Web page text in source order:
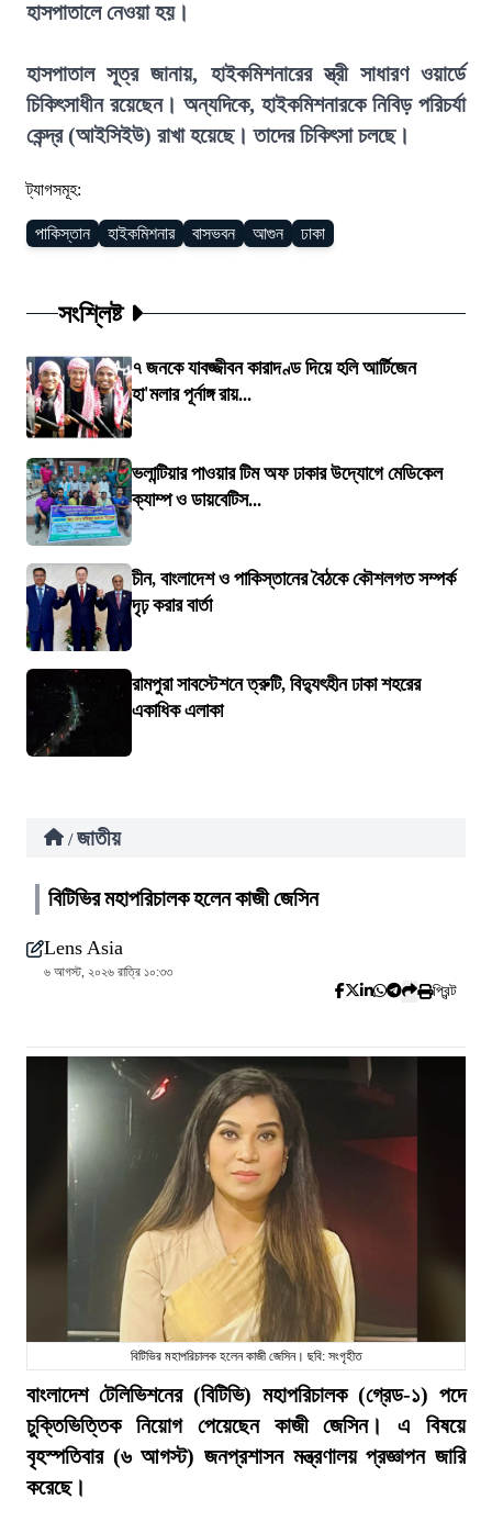
হাসপাতালে নেওয়া হয়।
হাসপাতাল সূত্র জানায়, হাইকমিশনারের স্ত্রী সাধারণ ওয়ার্ডে
চিকিৎসাধীন রয়েছেন। অন্যদিকে, হাইকমিশনারকে নিবিড় পরিচর্যা
কেন্দ্র (আইসিইউ) রাখা হয়েছে। তাদের চিকিৎসা চলছে।
ট্যাগসমূহ:
পাকিস্তান হাইকমিশনার বাসভবন আগুন ঢাকা
সংশ্লিষ্ট
৭ জনকে যাবজ্জীবন কারাদণ্ড দিয়ে হলি আর্টিজেন
হা'মলার পূর্নাঙ্গ রায়...
ভলান্টিয়ার পাওয়ার টিম অফ ঢাকার উদ্যোগে মেডিকেল
ক্যাম্প ও ডায়বেটিস...
চীন, বাংলাদেশ ও পাকিস্তানের বৈঠকে কৌশলগত সম্পর্ক
দৃঢ় করার বার্তা
রামপুরা সাবস্টেশনে ত্রুটি, বিদ্যুৎহীন ঢাকা শহরের
একাধিক এলাকা
/ জাতীয়
বিটিভির মহাপরিচালক হলেন কাজী জেসিন
Lens Asia
৬ আগস্ট, ২০২৬ রাত্রি ১০:৩৩
প্রিন্ট
বিটিভির মহাপরিচালক হলেন কাজী জেসিন। ছবি: সংগৃহীত
বাংলাদেশ টেলিভিশনের (বিটিভি) মহাপরিচালক (গ্রেড-১) পদে
চুক্তিভিত্তিক নিয়োগ পেয়েছেন কাজী জেসিন। এ বিষয়ে
বৃহস্পতিবার (৬ আগস্ট) জনপ্রশাসন মন্ত্রণালয় প্রজ্ঞাপন জারি
করেছে।